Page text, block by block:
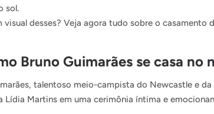
sol.
desses? Veja agora tudo sobre o casamento
Bruno Guimarães se casa no
talentoso meio-campista do Newcastle e da
Lídia Martins em uma cerimônia íntima e